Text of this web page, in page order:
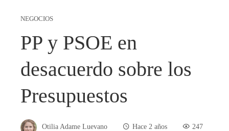
NEGOCIOS
PP y PSOE en
desacuerdo sobre los
Presupuestos
Otilia Adame Luevano Hace 2 años 247